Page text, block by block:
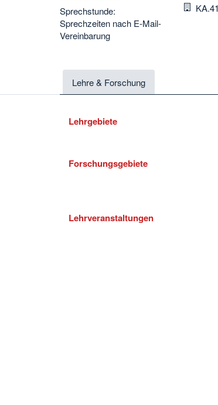
Sprechstunde:
Sprechzeiten nach E-Mail-
Vereinbarung
Raum
Lehre & Forschung
Lehrgebiete
Forschungsgebiete
Lehrveranstaltungen